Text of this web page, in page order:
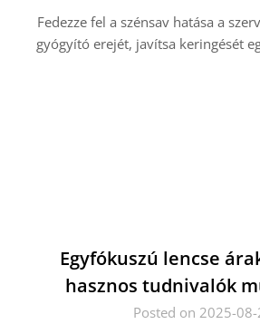
Fedezze fel a szénsav hatása a
gyógyító erejét, javítsa keringését
Egyfókuszú lencse
hasznos tudnivalók
Posted on 2025-